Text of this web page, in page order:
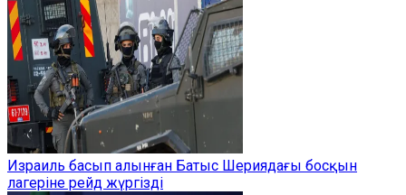
Израиль басып алынған Батыс Шериядағы босқын
лагеріне рейд жүргізді